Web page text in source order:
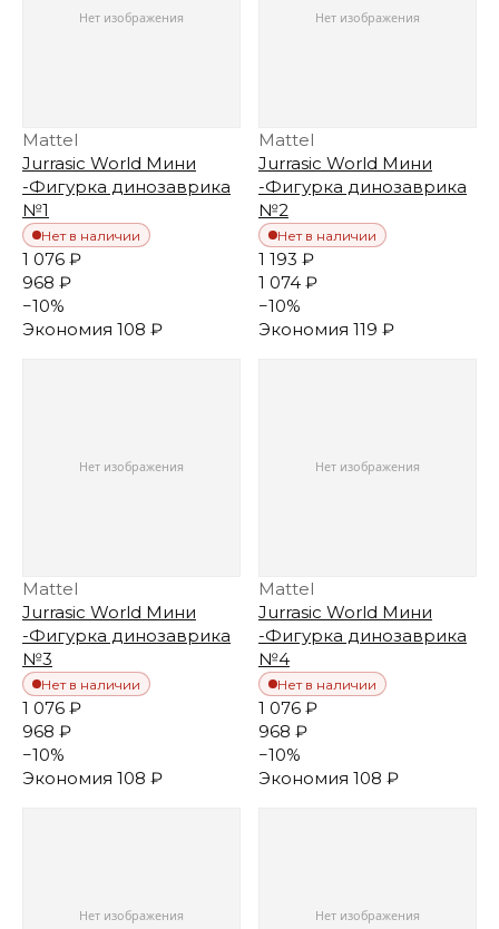
Mattel
Jurrasic World Мини
-Фигурка динозаврика
№1
Нет в наличии
1 076 ₽
968 ₽
−10%
Экономия 108 ₽
Mattel
Jurrasic World Мини
-Фигурка динозаврика
№2
Нет в наличии
1 193 ₽
1 074 ₽
−10%
Экономия 119 ₽
Mattel
Jurrasic World Мини
-Фигурка динозаврика
№3
Нет в наличии
1 076 ₽
968 ₽
−10%
Экономия 108 ₽
Mattel
Jurrasic World Мини
-Фигурка динозаврика
№4
Нет в наличии
1 076 ₽
968 ₽
−10%
Экономия 108 ₽